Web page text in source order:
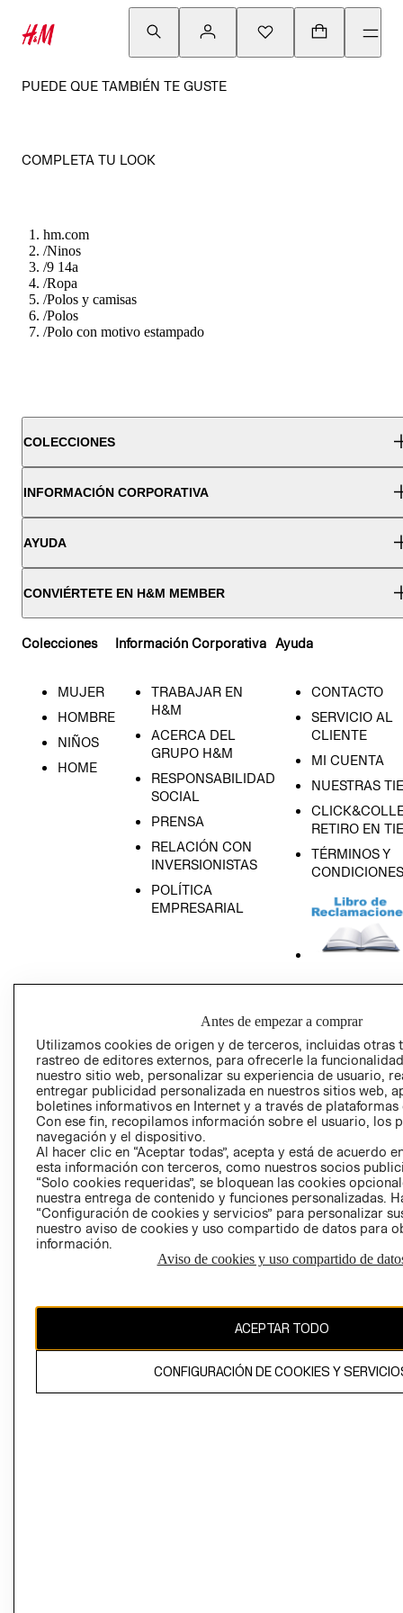
PUEDE QUE TAMBIÉN TE GUSTE
COMPLETA TU LOOK
hm.com
/Ninos
/9 14a
/Ropa
/Polos y camisas
/Polos
/Polo con motivo estampado
COLECCIONES
INFORMACIÓN CORPORATIVA
AYUDA
CONVIÉRTETE EN H&M MEMBER
Colecciones
MUJER
HOMBRE
NIÑOS
HOME
Información Corporativa
TRABAJAR EN
H&M
ACERCA DEL
GRUPO H&M
RESPONSABILIDAD
SOCIAL
PRENSA
RELACIÓN CON
INVERSIONISTAS
POLÍTICA
EMPRESARIAL
Ayuda
CONTACTO
SERVICIO AL
CLIENTE
MI CUENTA
NUESTRAS
RETIRO EN
TÉRMINOS Y
CONDICIONES
GIFT CARD
AVISO DE
Perú (S/)
CAMBIAR REGIÓN
propiedad de H&M Hennes & Mauritz AB
Antes de empezar a comprar
Utilizamos cookies de origen y de terceros, incluidas otras
rastreo de editores externos, para ofrecerle la
nuestro sitio web, personalizar su experiencia de usuario,
entregar publicidad personalizada en nuestros sitios web,
boletines informativos en Internet y a través de plataformas
Con ese fin, recopilamos información sobre el usuario, los
navegación y el dispositivo.
Al hacer clic en “Aceptar todas”, acepta y está de acuerdo
esta información con terceros, como nuestros socios
“Solo cookies requeridas”, se bloquean las cookies
nuestra entrega de contenido y funciones personalizadas.
“Configuración de cookies y servicios” para personalizar
nuestro aviso de cookies y uso compartido de datos para
información.
Aviso de cookies y uso compartido de
ACEPTAR TODO
CONFIGURACIÓN DE COOKIES Y